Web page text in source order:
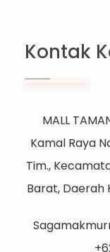
Kontak
MALL
Kamal Raya
Tim.,
Barat, Daerah